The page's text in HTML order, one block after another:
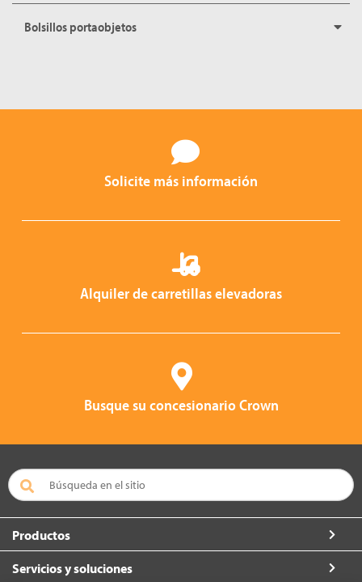
Bolsillos portaobjetos
Solicite más información
Alquiler de carretillas elevadoras
Busque su concesionario Crown
Productos
Servicios y soluciones